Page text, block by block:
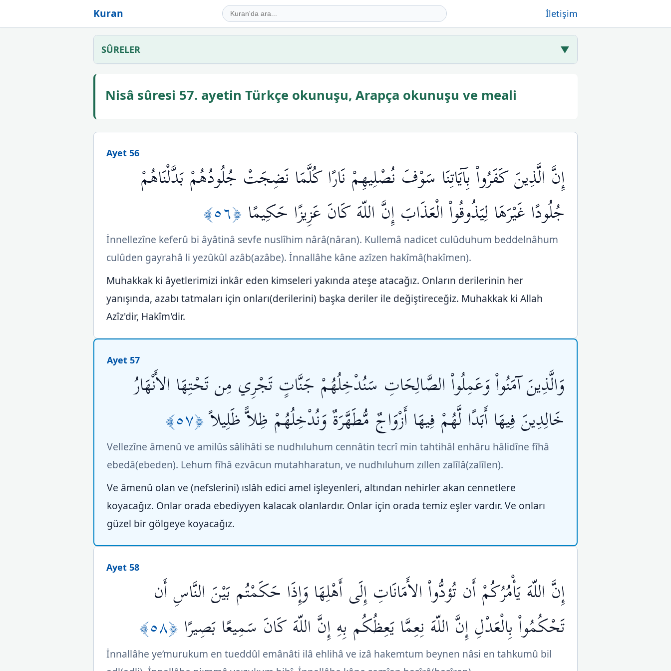
Kuran İletişim
SÛRELER ▼
Nisâ sûresi 57. ayetin Türkçe okunuşu, Arapça okunuşu ve meali
Ayet 56
إِنَّ الَّذِينَ كَفَرُواْ بِآيَاتِنَا سَوْفَ نُصْلِيهِمْ نَارًا كُلَّمَا نَضِجَتْ جُلُودُهُمْ بَدَّلْنَاهُمْ
جُلُودًا غَيْرَهَا لِيَذُوقُواْ الْعَذَابَ إِنَّ اللّهَ كَانَ عَزِيزًا حَكِيمًا ﴿٥٦﴾
İnnellezîne keferû bi âyâtinâ sevfe nuslîhim nârâ(nâran). Kullemâ nadicet culûduhum beddelnâhum
culûden gayrahâ li yezûkûl azâb(azâbe). İnnallâhe kâne azîzen hakîmâ(hakîmen).
Muhakkak ki âyetlerimizi inkâr eden kimseleri yakında ateşe atacağız. Onların derilerinin her
yanışında, azabı tatmaları için onları(derilerini) başka deriler ile değiştireceğiz. Muhakkak ki Allah
Azîz'dir, Hakîm'dir.
Ayet 57
وَالَّذِينَ آمَنُواْ وَعَمِلُواْ الصَّالِحَاتِ سَنُدْخِلُهُمْ جَنَّاتٍ تَجْرِي مِن تَحْتِهَا الأَنْهَارُ
خَالِدِينَ فِيهَا أَبَدًا لَّهُمْ فِيهَا أَزْوَاجٌ مُّطَهَّرَةٌ وَنُدْخِلُهُمْ ظِلاًّ ظَلِيلاً﴿٥٧﴾
Vellezîne âmenû ve amilûs sâlihâti se nudhıluhum cennâtin tecrî min tahtihâl enhâru hâlidîne fîhâ
ebedâ(ebeden). Lehum fîhâ ezvâcun mutahharatun, ve nudhıluhum zıllen zalîlâ(zalîlen).
Ve âmenû olan ve (nefslerini) ıslâh edici amel işleyenleri, altından nehirler akan cennetlere
koyacağız. Onlar orada ebediyyen kalacak olanlardır. Onlar için orada temiz eşler vardır. Ve onları
güzel bir gölgeye koyacağız.
Ayet 58
إِنَّ اللّهَ يَأْمُرُكُمْ أَن تُؤدُّواْ الأَمَانَاتِ إِلَى أَهْلِهَا وَإِذَا حَكَمْتُم بَيْنَ النَّاسِ أَن
تَحْكُمُواْ بِالْعَدْلِ إِنَّ اللّهَ نِعِمَّا يَعِظُكُم بِهِ إِنَّ اللّهَ كَانَ سَمِيعًا بَصِيرًا ﴿٥٨﴾
İnnallâhe ye’murukum en tueddûl emânâti ilâ ehlihâ ve izâ hakemtum beynen nâsi en tahkumû bil